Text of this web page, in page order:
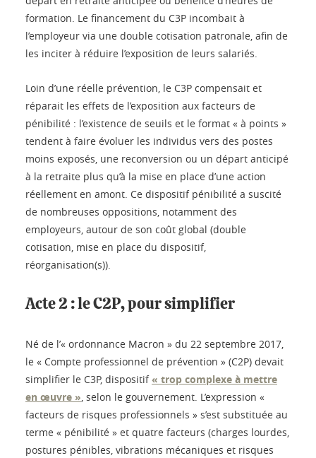
formation. Le financement du C3P incombait à
l’employeur via une double cotisation patronale, afin de
les inciter à réduire l’exposition de leurs salariés.
Loin d’une réelle prévention, le C3P compensait et
réparait les effets de l’exposition aux facteurs de
pénibilité : l’existence de seuils et le format « à points »
tendent à faire évoluer les individus vers des postes
moins exposés, une reconversion ou un départ anticipé
à la retraite plus qu’à la mise en place d’une action
réellement en amont. Ce dispositif pénibilité a suscité
de nombreuses oppositions, notamment des
employeurs, autour de son coût global (double
cotisation, mise en place du dispositif,
réorganisation(s)).
Acte 2 : le C2P, pour simplifier
Né de l’« ordonnance Macron » du 22 septembre 2017,
le « Compte professionnel de prévention » (C2P) devait
simplifier le C3P, dispositif« trop complexe à mettre
en œuvre », selon le gouvernement. L’expression «
facteurs de risques professionnels » s’est substituée au
terme « pénibilité » et quatre facteurs (charges lourdes,
postures pénibles, vibrations mécaniques et risques